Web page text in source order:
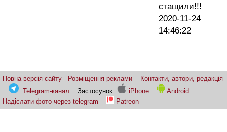
стащили!!!
2020-11-24
14:46:22
Повна версія сайту Розміщення реклами
Контакти, автори, редакція
Telegram-канал
Застосунок: iPhone
Android
Надіслати фото через telegram
Patreon